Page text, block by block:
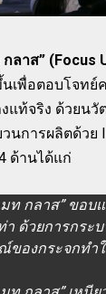
ลาส” (Focus
พื่อตอบโจทย์
แท้จริง ด้วยน
การผลิตด้วย
ด้านได้แก่
มท กลาส” ขอบ
า ด้วยการกระ
ของกระจกทำ